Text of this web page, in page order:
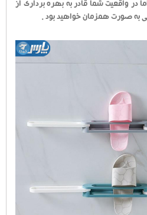
در واقعیت شما قادر به بهره برداری از